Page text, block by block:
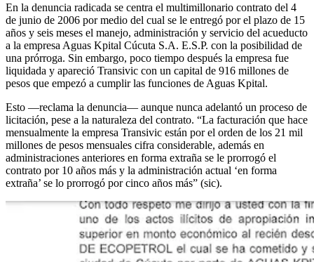
En la denuncia radicada se centra el multimillonario contrato del 4
de junio de 2006 por medio del cual se le entregó por el plazo de 15
años y seis meses el manejo, administración y servicio del acueducto
a la empresa Aguas Kpital Cúcuta S.A. E.S.P. con la posibilidad de
una prórroga. Sin embargo, poco tiempo después la empresa fue
liquidada y apareció Transivic con un capital de 916 millones de
pesos que empezó a cumplir las funciones de Aguas Kpital.
Esto ―reclama la denuncia― aunque nunca adelantó un proceso de
licitación, pese a la naturaleza del contrato. “La facturación que hace
mensualmente la empresa Transivic están por el orden de los 21 mil
millones de pesos mensuales cifra considerable, además en
administraciones anteriores en forma extraña se le prorrogó el
contrato por 10 años más y la administración actual ‘en forma
extraña’ se lo prorrogó por cinco años más” (sic).